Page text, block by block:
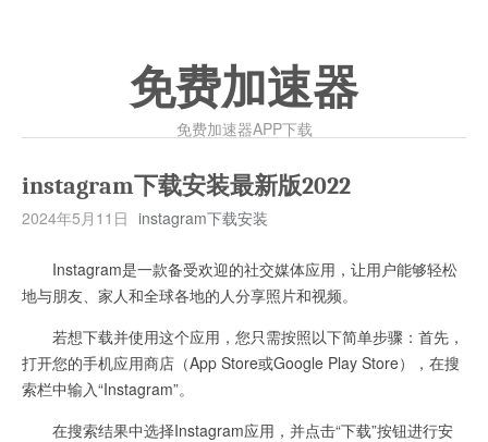
免费加速器
免费加速器APP下载
instagram下载安装最新版2022
2024年5月11日 instagram下载安装
Instagram是一款备受欢迎的社交媒体应用，让用户能够轻松
地与朋友、家人和全球各地的人分享照片和视频。
若想下载并使用这个应用，您只需按照以下简单步骤：首先，
打开您的手机应用商店（App Store或Google Play Store），在搜
索栏中输入“Instagram”。
在搜索结果中选择Instagram应用，并点击“下载”按钮进行安